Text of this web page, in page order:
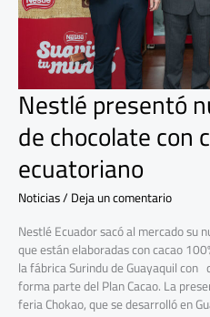
Nestlé presentó
de chocolate con
ecuatoriano
Noticias/Deja un comentario
Nestlé Ecuador sacó al mercado su
que están elaboradas con cacao
la fábrica Surindu de Guayaquil con
forma parte del Plan Cacao. La
feria Chokao, que se desarrolló en
ecuatoriano